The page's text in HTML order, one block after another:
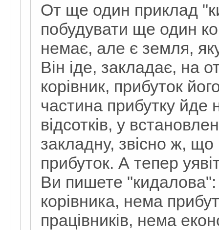
От ще один приклад
побудувати ще один
немає, але є земля,
Він іде, закладає, на
корівник, прибуток
частина прибутку йде
відсотків, у
закладну, звісно ж, що
прибуток. А тепер
Ви пишете
корівника, нема
працівників, нема